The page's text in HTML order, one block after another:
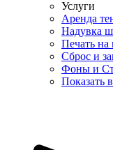
Услуги
Аренда
Надувка
Печать на
Сброс и
Фоны и
Показать